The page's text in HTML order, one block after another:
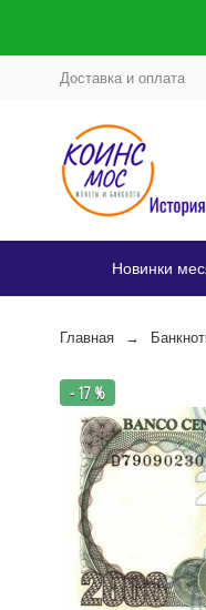
Доставка и оплата
Новинки
Главная
- 17 %